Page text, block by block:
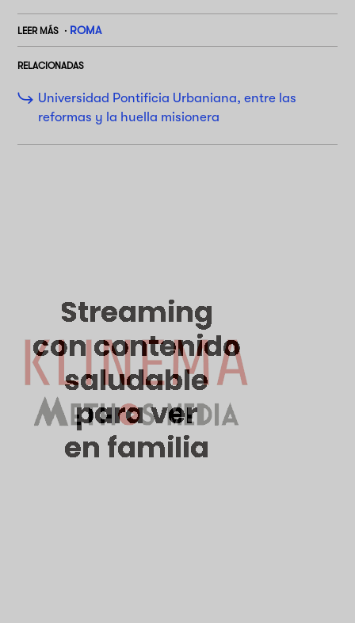
LEER MÁS ROMA
RELACIONADAS
Universidad Pontificia Urbaniana, entre las
reformas y la huella misionera